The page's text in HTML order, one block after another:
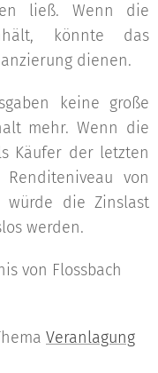
ließ. Wenn die
könnte das
dienen.
keine große
mehr. Wenn die
Käufer der letzten
von
würde die Zinslast
werden.
von Flossbach
Veranlagung